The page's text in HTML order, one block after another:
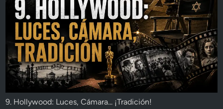
9. Hollywood: Luces, Cámara... ¡Tradición!